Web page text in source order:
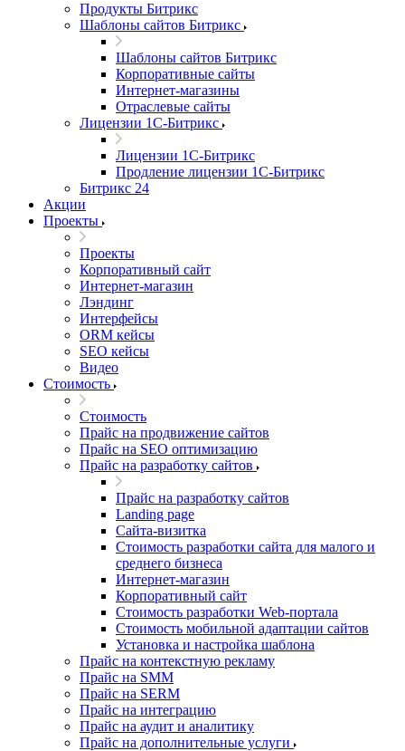
Продукты Битрикс
Шаблоны сайтов Битрикс
Шаблоны сайтов Битрикс
Корпоративные сайты
Интернет-магазины
Отраслевые сайты
Лицензии 1С-Битрикс
Лицензии 1С-Битрикс
Продление лицензии 1С-Битрикс
Битрикс 24
Акции
Проекты
Проекты
Корпоративный сайт
Интернет-магазин
Лэндинг
Интерфейсы
ORM кейсы
SEO кейсы
Видео
Стоимость
Стоимость
Прайс на продвижение сайтов
Прайс на SEO оптимизацию
Прайс на разработку сайтов
Прайс на разработку сайтов
Landing page
Cайта-визитка
Стоимость разработки сайта для малого и
среднего бизнеса
Интернет-магазин
Корпоративный сайт
Стоимость разработки Web-портала
Стоимость мобильной адаптации сайтов
Установка и настройка шаблона
Прайс на контекстную рекламу
Прайс на SMM
Прайс на SERM
Прайс на интеграцию
Прайс на аудит и аналитику
Прайс на дополнительные услуги